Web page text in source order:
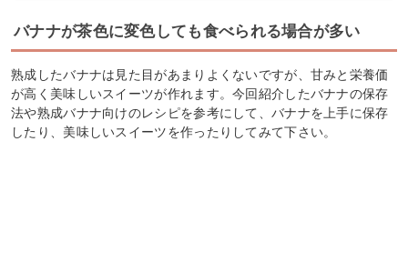
バナナが茶色に変色しても食べられる場合が多い
熟成したバナナは見た目があまりよくないですが、甘みと栄養価
が高く美味しいスイーツが作れます。今回紹介したバナナの保存
法や熟成バナナ向けのレシピを参考にして、バナナを上手に保存
したり、美味しいスイーツを作ったりしてみて下さい。